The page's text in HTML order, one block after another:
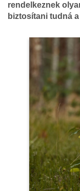
rendelkeznek
biztosítani tudná